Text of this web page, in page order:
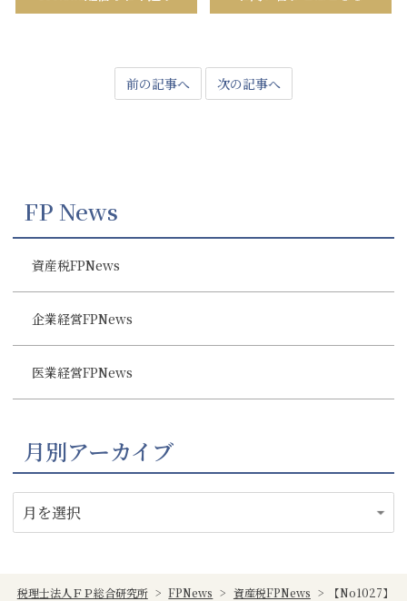
前の記事へ 次の記事へ
FP News
資産税FPNews
企業経営FPNews
医業経営FPNews
月別アーカイブ
税理士法人ＦＰ総合研究所 > FPNews > 資産税FPNews >
【No1027】